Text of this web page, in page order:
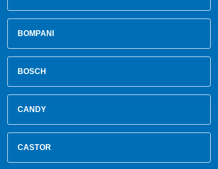
BOMPANI
BOSCH
CANDY
CASTOR